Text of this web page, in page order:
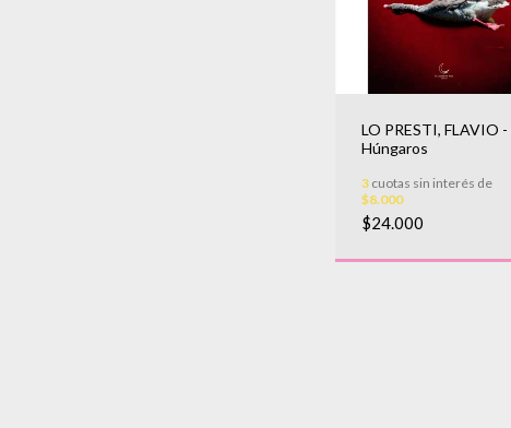
LO PRESTI, FLAVIO -
Húngaros
3 cuotas sin interés de
$8.000
$24.000